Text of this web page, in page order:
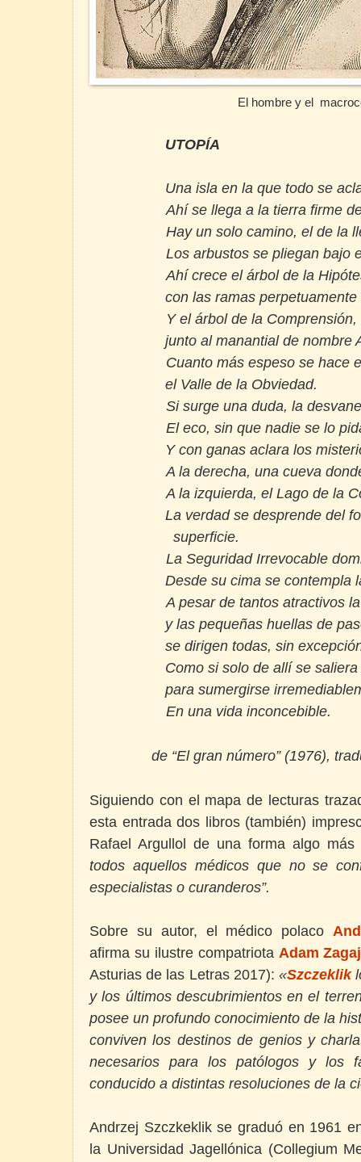
El hombre y el
UTOPÍA
Una isla en la que todo se
Ahí se llega a la tierra firme
Hay un solo camino, el de la
Los arbustos se pliegan bajo
Ahí crece el árbol de la
con las ramas
Y el árbol de la
junto al manantial de nombre
Cuanto más espeso se hace
el Valle de la Obviedad.
Si surge una duda, la
El eco, sin que nadie se lo
Y con ganas aclara los
A la derecha, una cueva
A la izquierda, el Lago de la
La verdad se desprende del
superficie.
La Seguridad Irrevocable
Desde su cima se contempla
A pesar de tantos atractivos
y las pequeñas huellas de
se dirigen todas, sin
Como si solo de allí se saliera
para sumergirse
En una vida inconcebible.
de “El gran número” (1976),
Siguiendo con el mapa de lecturas
esta entrada dos libros (también)
Rafael Argullol de una forma algo
todos aquellos médicos que no se
especialistas o curanderos”.
Sobre su autor, el médico polaco
afirma su ilustre compatriota Adam
Asturias de las Letras 2017): «Szczeklik
y los últimos descubrimientos en el
posee un profundo conocimiento de la
conviven los destinos de genios y
necesarios para los patólogos y los
conducido a distintas resoluciones de la
Andrzej Szczkeklik se graduó en 1961
la Universidad Jagellónica (Collegium